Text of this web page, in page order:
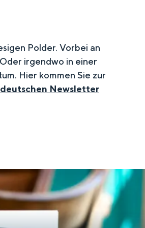
Polder. Vorbei an
irgendwo in einer
Hier kommen Sie zur
Newsletter